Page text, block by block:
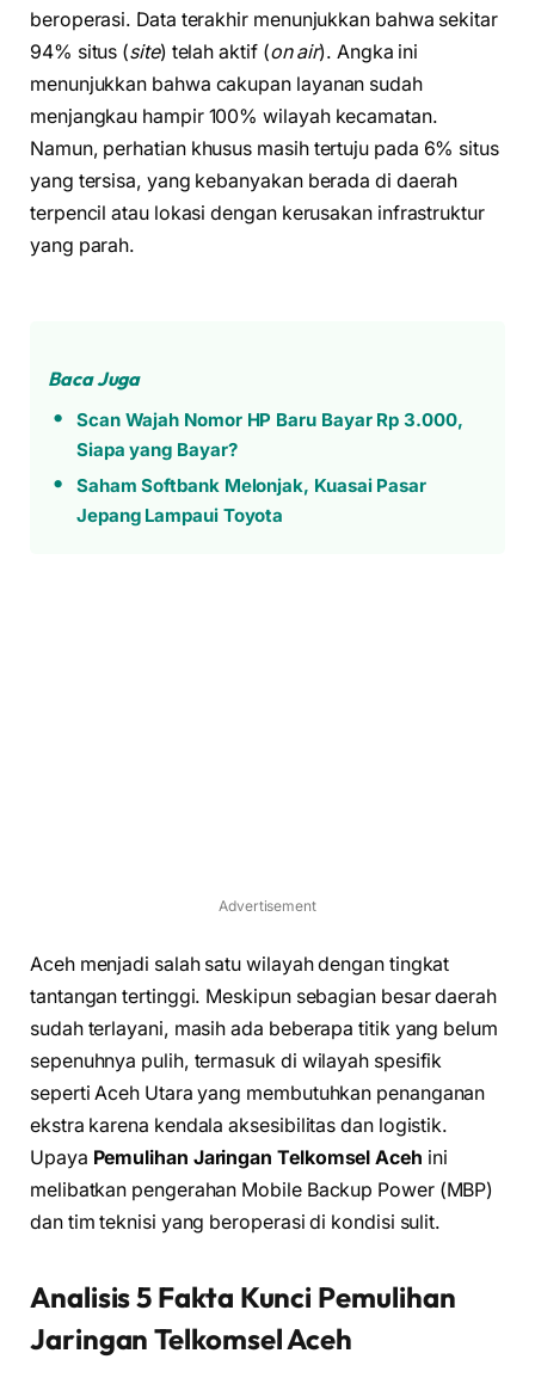
beroperasi. Data terakhir menunjukkan bahwa sekitar
94% situs (site) telah aktif (on air). Angka ini
menunjukkan bahwa cakupan layanan sudah
menjangkau hampir 100% wilayah kecamatan.
Namun, perhatian khusus masih tertuju pada 6% situs
yang tersisa, yang kebanyakan berada di daerah
terpencil atau lokasi dengan kerusakan infrastruktur
yang parah.
Baca Juga
Scan Wajah Nomor HP Baru Bayar Rp 3.000,
Siapa yang Bayar?
Saham Softbank Melonjak, Kuasai Pasar
Jepang Lampaui Toyota
Advertisement
Aceh menjadi salah satu wilayah dengan tingkat
tantangan tertinggi. Meskipun sebagian besar daerah
sudah terlayani, masih ada beberapa titik yang belum
sepenuhnya pulih, termasuk di wilayah spesifik
seperti Aceh Utara yang membutuhkan penanganan
ekstra karena kendala aksesibilitas dan logistik.
Upaya Pemulihan Jaringan Telkomsel Aceh ini
melibatkan pengerahan Mobile Backup Power (MBP)
dan tim teknisi yang beroperasi di kondisi sulit.
Analisis 5 Fakta Kunci Pemulihan
Jaringan Telkomsel Aceh